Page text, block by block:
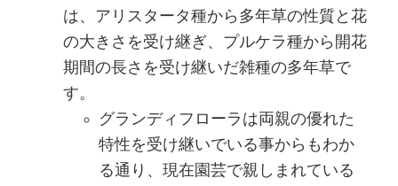
は、アリスタータ種から多年草の性質と花
の大きさを受け継ぎ、プルケラ種から開花
期間の長さを受け継いだ雑種の多年草で
す。
グランディフローラは両親の優れた
特性を受け継いでいる事からもわか
る通り、現在園芸で親しまれている